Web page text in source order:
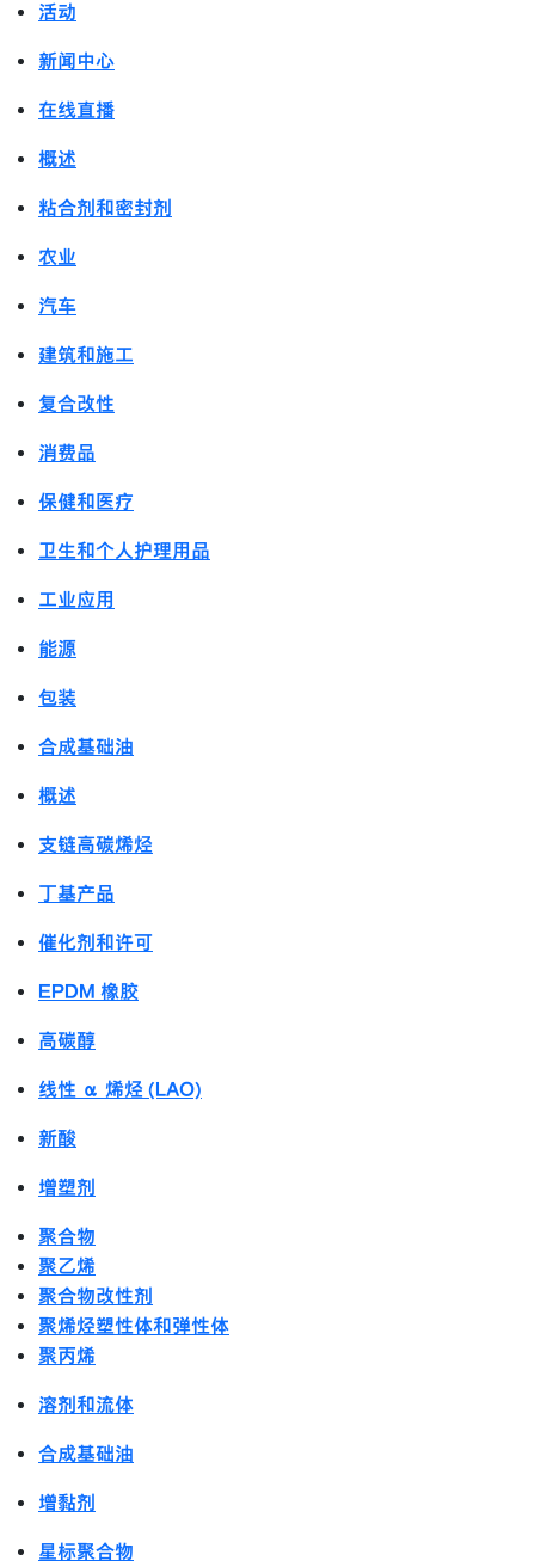
活动
新闻中心
在线直播
概述
粘合剂和密封剂
农业
汽车
建筑和施工
复合改性
消费品
保健和医疗
卫生和个人护理用品
工业应用
能源
包装
合成基础油
概述
支链高碳烯烃
丁基产品
催化剂和许可
EPDM 橡胶
高碳醇
线性 α 烯烃 (LAO)
新酸
增塑剂
聚合物
聚乙烯
聚合物改性剂
聚烯烃塑性体和弹性体
聚丙烯
溶剂和流体
合成基础油
增黏剂
星标聚合物